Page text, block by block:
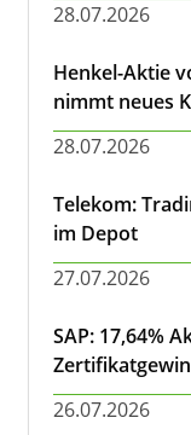
28.07.2026
Henkel-Aktie
nimmt neues
28.07.2026
Telekom:
im Depot
27.07.2026
SAP: 17,64%
26.07.2026